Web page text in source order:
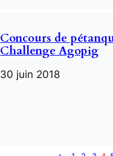
Concours de
Challenge Agopig
30 juin 2018